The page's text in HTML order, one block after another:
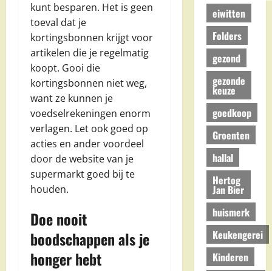
kunt besparen. Het is geen
toeval dat je
kortingsbonnen krijgt voor
artikelen die je regelmatig
koopt. Gooi die
kortingsbonnen niet weg,
want ze kunnen je
voedselrekeningen enorm
verlagen. Let ook goed op
acties en ander voordeel
door de website van je
supermarkt goed bij te
houden.
Doe nooit
boodschappen als je
honger hebt
eiwitten
Folders
gezond
gezonde
keuze
goedkoop
Groenten
hallal
Hertog
Jan Bier
huismerk
Keukengerei
Kinderen